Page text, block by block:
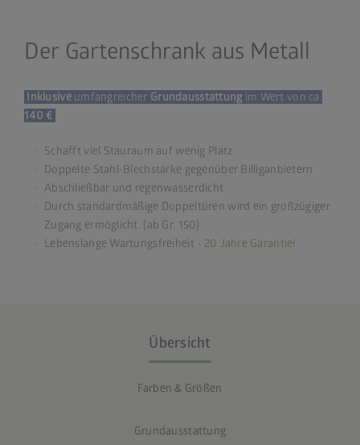
Der Gartenschrank aus Metall
Inklusive umfangreicher Grundausstattung im Wert von ca.
140 €
Schafft viel Stauraum auf wenig Platz
Doppelte Stahl-Blechstärke gegenüber Billiganbietern
Abschließbar und regenwasserdicht
Durch standardmäßige Doppeltüren wird ein großzügiger
Zugang ermöglicht. (ab Gr. 150)
Lebenslange Wartungsfreiheit - 20 Jahre Garantie!
Übersicht
Farben & Größen
Grundausstattung